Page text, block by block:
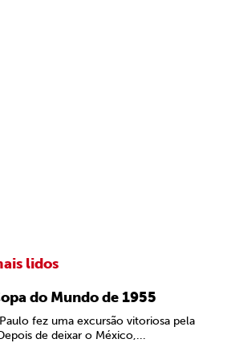
lidos
do Mundo de 1955
fez uma excursão vitoriosa pela
de deixar o México,...